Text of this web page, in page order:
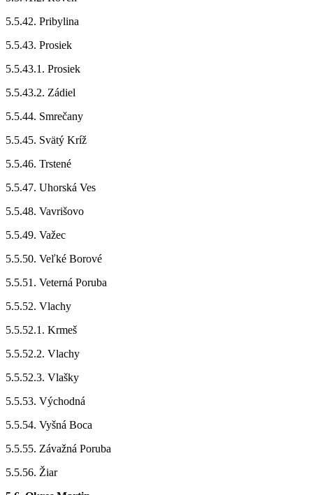
5.5.42. Pribylina
5.5.43. Prosiek
5.5.43.1. Prosiek
5.5.43.2. Zádiel
5.5.44. Smrečany
5.5.45. Svätý Kríž
5.5.46. Trstené
5.5.47. Uhorská Ves
5.5.48. Vavrišovo
5.5.49. Važec
5.5.50. Veľké Borové
5.5.51. Veterná Poruba
5.5.52. Vlachy
5.5.52.1. Krmeš
5.5.52.2. Vlachy
5.5.52.3. Vlašky
5.5.53. Východná
5.5.54. Vyšná Boca
5.5.55. Závažná Poruba
5.5.56. Žiar